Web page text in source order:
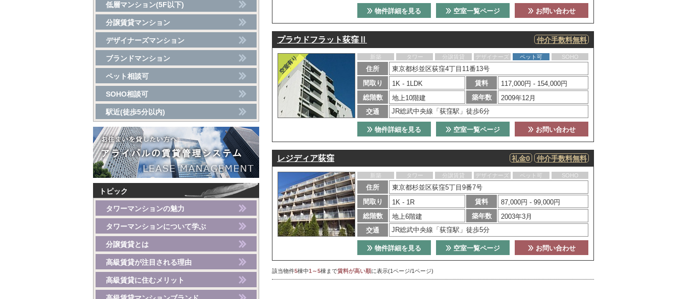
お問い合わせ
空室一覧ページ
物件詳細を見る
プラウドフラット荻窪Ⅱ 仲介手数料無料
新築 タワー 分譲賃貸 デザイナーズ ペット可 SOHO
住所
東京都杉並区荻窪4丁目11番13号
間取り
1K - 1LDK 賃料
117,000円 - 154,000円
総階数
地上10階建 築年数
2009年12月
交通
JR総武中央線「荻窪駅」徒歩6分
お問い合わせ
空室一覧ページ
物件詳細を見る
レジディア荻窪 仲介手数料無料
礼金0
新築 タワー 分譲賃貸 デザイナーズ ペット可 SOHO
住所
東京都杉並区荻窪5丁目9番7号
間取り
1K - 1R 賃料
87,000円 - 99,000円
総階数
地上6階建 築年数
2003年3月
交通
JR総武中央線「荻窪駅」徒歩5分
お問い合わせ
空室一覧ページ
物件詳細を見る
該当物件5棟中1～5棟まで賃料が高い順に表示(1ページ/1ページ)
低層マンション(5F以下)
分譲賃貸マンション
デザイナーズマンション
ブランドマンション
ペット相談可
SOHO相談可
駅近(徒歩5分以内)
トピック
タワーマンションの魅力
タワーマンションについて学ぶ
分譲賃貸とは
高級賃貸が注目される理由
高級賃貸に住むメリット